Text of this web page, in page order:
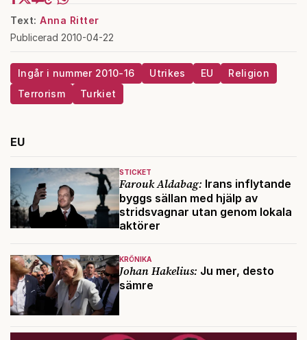
Text: Anna Ritter
Publicerad 2010-04-22
Ingår i nummer 2010-16 Utrikes EU
Religion
Terrorism
Turkiet
EU
STICKET
Farouk Aldabag: Irans inflytande
byggs sällan med hjälp av
stridsvagnar utan genom lokala
aktörer
KRÖNIKA
Johan Hakelius: Ju mer, desto
sämre